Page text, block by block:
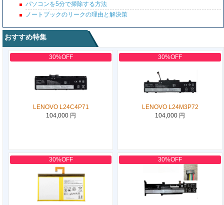
パソコンを5分で掃除する方法
ノートブックのリークの理由と解決策
おすすめ特集
30%OFF
LENOVO L24C4P71
104,000 円
30%OFF
LENOVO L24M3P72
104,000 円
30%OFF 30%OFF